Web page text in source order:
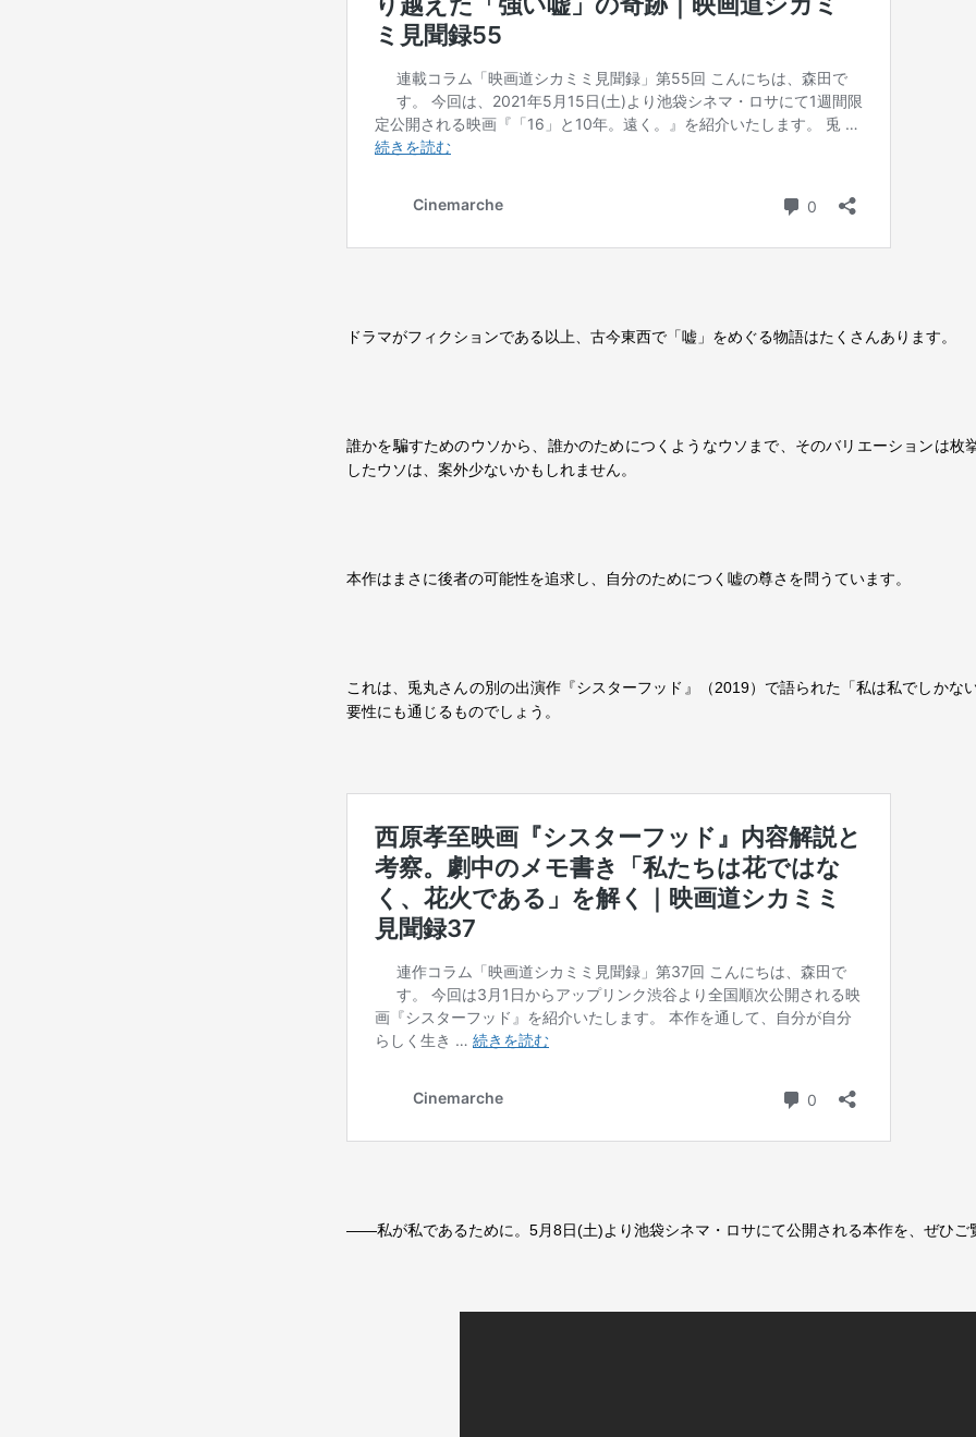
ドラマがフィクションである以上、古今東西で「嘘」をめぐる物語はたくさんあります。
誰かを騙すためのウソから、誰かのためにつくようなウソまで、そのバリエーションは枚
したウソは、案外少ないかもしれません。
本作はまさに後者の可能性を追求し、自分のためにつく嘘の尊さを問うています。
これは、兎丸さんの別の出演作『シスターフッド』（2019）で語られた「私は私でしかな
要性にも通じるものでしょう。
――私が私であるために。5月8日(土)より池袋シネマ・ロサにて公開される本作を、ぜひご